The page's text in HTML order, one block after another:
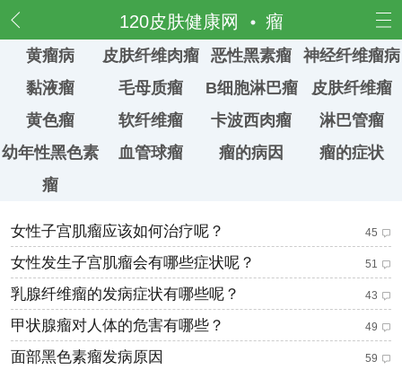
120皮肤健康网 瘤
黄瘤病 皮肤纤维肉瘤 恶性黑素瘤
神经纤维瘤病
黏液瘤
毛母质瘤 B细胞淋巴瘤
皮肤纤维瘤
黄色瘤
软纤维瘤 卡波西肉瘤
淋巴管瘤
幼年性黑色素
瘤
血管球瘤 瘤的病因 瘤的症状
女性子宫肌瘤应该如何治疗呢？ 45
女性发生子宫肌瘤会有哪些症状呢？ 51
乳腺纤维瘤的发病症状有哪些呢？ 43
甲状腺瘤对人体的危害有哪些？ 49
面部黑色素瘤发病原因 59